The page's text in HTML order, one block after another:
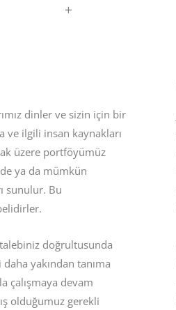
+
dinler ve sizin için bir
ve ilgili insan kaynakları
üzere portföyümüz
ya da mümkün
sunulur. Bu
doğrultusunda
yakından tanıma
çalışmaya devam
olduğumuz gerekli